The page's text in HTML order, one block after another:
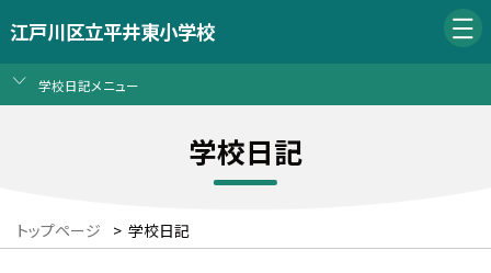
江戸川区立平井東小学校
学校日記メニュー
学校日記
トップページ > 学校日記